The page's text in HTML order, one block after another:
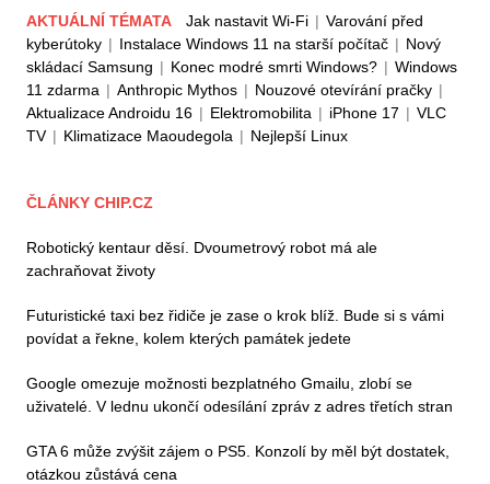
AKTUÁLNÍ TÉMATA Jak nastavit Wi-Fi | Varování před
kyberútoky | Instalace Windows 11 na starší počítač | Nový
skládací Samsung | Konec modré smrti Windows? | Windows
11 zdarma | Anthropic Mythos | Nouzové otevírání pračky |
Aktualizace Androidu 16 | Elektromobilita | iPhone 17 | VLC
TV | Klimatizace Maoudegola | Nejlepší Linux
ČLÁNKY CHIP.CZ
Robotický kentaur děsí. Dvoumetrový robot má ale
zachraňovat životy
Futuristické taxi bez řidiče je zase o krok blíž. Bude si s vámi
povídat a řekne, kolem kterých památek jedete
Google omezuje možnosti bezplatného Gmailu, zlobí se
uživatelé. V lednu ukončí odesílání zpráv z adres třetích stran
GTA 6 může zvýšit zájem o PS5. Konzolí by měl být dostatek,
otázkou zůstává cena